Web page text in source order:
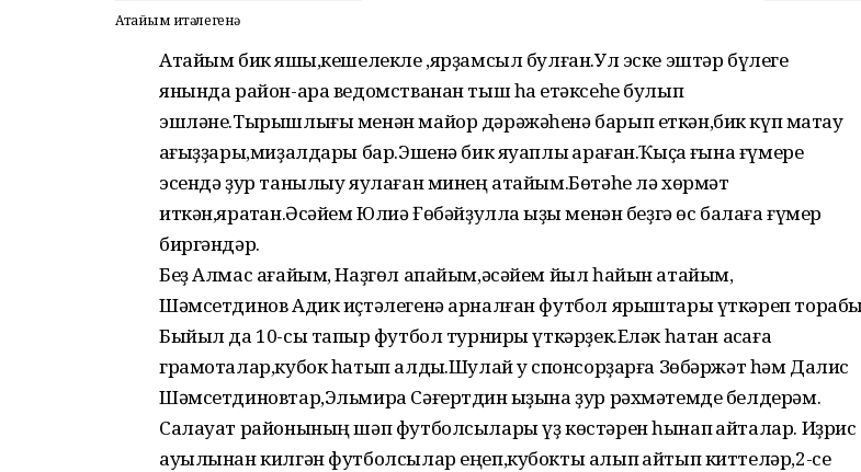
Атайым иҫтәлегенә
Атайым бик яҡшы,кешелекле ,ярҙамсыл булған.Ул эске эштәр бүлеге
янында район-ара ведомстванан тыш һаҡ етәксеһе булып
эшләне.Тырышлығы менән майор дәрәжәһенә барып еткән,бик күп маҡтау
ҡағыҙҙары,миҙалдары бар.Эшенә бик яуаплы ҡараған.Ҡыҫҡа ғына ғүмере
эсендә ҙур танылыу яулаған минең атайым.Бөтәһе лә хөрмәт
иткән,яратҡан.Әсәйем Юлиә Ғөбәйҙулла ҡыҙы менән беҙгә өс балаға ғүмер
биргәндәр.
Беҙ Алмас ағайым, Наҙгөл апайым,әсәйем йыл һайын атайым,
Шәмсетдинов Адик иҫтәлегенә арналған футбол ярыштары үткәреп
Быйыл да 10-сы тапҡыр футбол турниры үткәрҙек.Еләк һатҡан аҡсаға
грамоталар,кубок һатып алдыҡ.Шулай уҡ спонсорҙарға Зөбәржәт һәм Далис
Шәмсетдиновтар,Эльмира Сәғертдин ҡыҙына ҙур рәхмәтемде белдерәм.
Салауат районының шәп футболсылары үҙ көстәрен һынап ҡайталар. Иҙрис
ауылынан килгән футболсылар еңеп,кубокты алып ҡайтып киттеләр,2-се